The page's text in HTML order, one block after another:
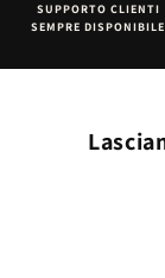
SUPPORTO CLIENTI
SEMPRE DISPONIBILE